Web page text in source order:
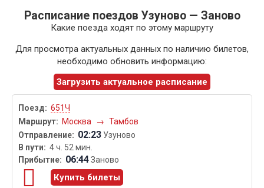
Расписание поездов Узуново — Заново
Какие поезда ходят по этому маршруту
Для просмотра актуальных данных по наличию билетов,
необходимо обновить информацию:
Загрузить актуальное расписание
651Ч
Москва
→ Тамбов
02:23 Узуново
4 ч. 52 мин.
06:44Заново
Купить билеты